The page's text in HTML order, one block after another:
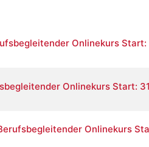
Onlinekurs
Onlinekurs Start:
Onlinekurs